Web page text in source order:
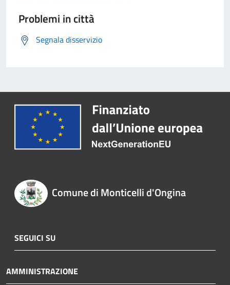
Problemi in città
Segnala disservizio
Comune di Monticelli d'Ongina
SEGUICI SU
AMMINISTRAZIONE